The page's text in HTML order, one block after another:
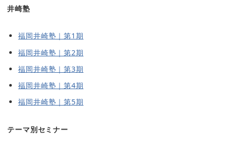
井崎塾
福岡井崎塾｜第1期
福岡井崎塾｜第2期
福岡井崎塾｜第3期
福岡井崎塾｜第4期
福岡井崎塾｜第5期
テーマ別セミナー